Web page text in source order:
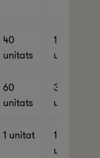
40
unitats
14
unitats
60
unitats
36
unitats
1 unitat
1
unitat